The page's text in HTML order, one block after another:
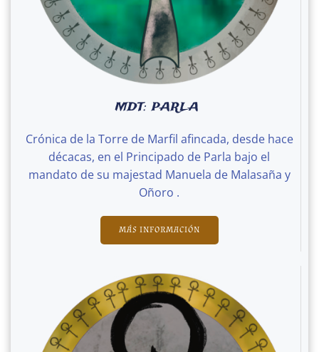
MDT: PARLA
Crónica de la Torre de Marfil afincada, desde hace
décacas, en el Principado de Parla bajo el
mandato de su majestad Manuela de Malasaña y
Oñoro .
MÁS INFORMACIÓN